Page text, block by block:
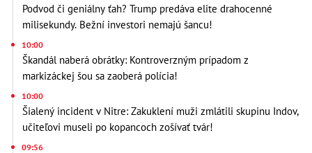
Podvod či geniálny ťah? Trump predáva elite drahocenné
milisekundy. Bežní investori nemajú šancu!
10:00
Škandál naberá obrátky: Kontroverzným prípadom z
markizáckej šou sa zaoberá polícia!
10:00
Šialený incident v Nitre: Zakuklení muži zmlátili skupinu Indov,
učiteľovi museli po kopancoch zošívať tvár!
09:56